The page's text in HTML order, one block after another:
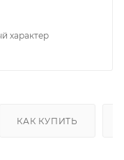
характер
КАК КУПИТЬ